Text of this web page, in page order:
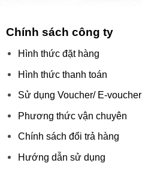
Chính sách công ty
Hình thức đặt hàng
Hình thức thanh toán
Sử dụng Voucher/ E-voucher
Phương thức vận chuyên
Chính sách đổi trả hàng
Hướng dẫn sử dụng